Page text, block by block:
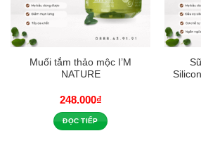
Muối tắm thảo mộc I’M
NATURE
248.000₫
ĐỌC TIẾP